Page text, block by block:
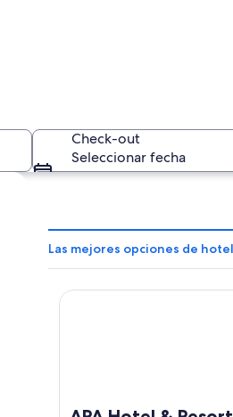
Un paisaje urbano al atardecer con una
Check-out
Seleccionar fecha
Las mejores opciones de
APA Hotel & Resort Osaka